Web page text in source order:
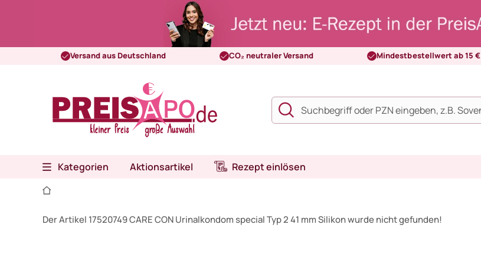
Versand aus Deutschland CO₂ neutraler Versand Mindestbestellwert ab 15 €
Kategorien Aktionsartikel Rezept einlösen
Der Artikel 17520749 CARE CON Urinalkondom special Typ 2 41 mm Silikon wurde nicht gefunden!